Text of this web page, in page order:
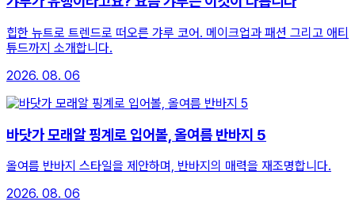
힙한 뉴트로 트렌드로 떠오른 갸루 코어. 메이크업과 패션 그리고 애티
튜드까지 소개합니다.
2026. 08. 06
바닷가 모래알 핑계로 입어볼, 올여름 반바지 5
올여름 반바지 스타일을 제안하며, 반바지의 매력을 재조명합니다.
2026. 08. 06